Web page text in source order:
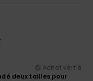
Achat vérifié
deux tailles pour